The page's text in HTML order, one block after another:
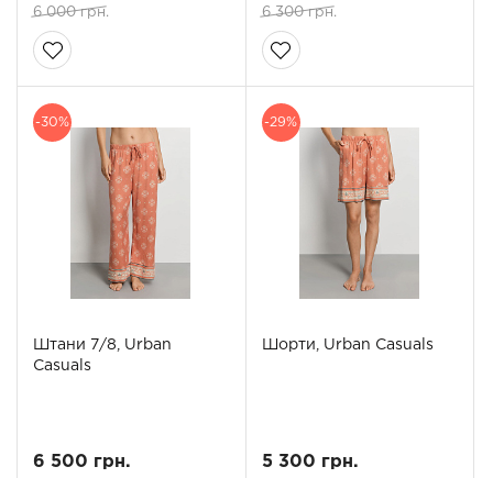
6 000 грн. 6 300 грн.
-30%
Штани 7/8, Urban
Casuals
6 500 грн.
-29%
Шорти, Urban Casuals
5 300 грн.